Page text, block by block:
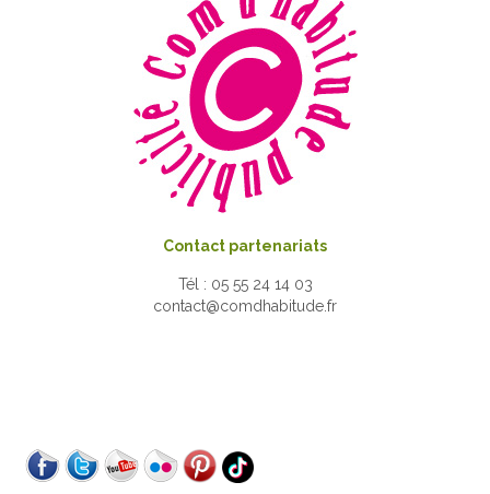
Contact partenariats
Tél : 05 55 24 14 03
contact@comdhabitude.fr